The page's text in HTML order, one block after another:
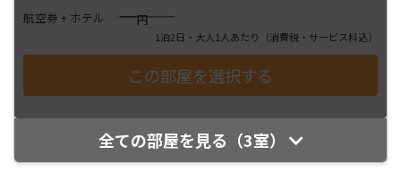
航空券 + ホテル ――――円
1泊2日・大人1人あたり （消費税・サービス料込）
全ての部屋を見る（3室）